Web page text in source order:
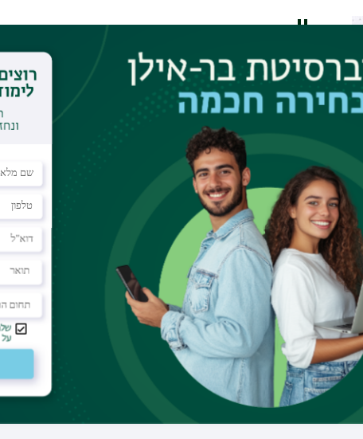
ד"ר גד אזוגי
מדריך קליני
דוא"ל gada@ziv.gov.il
דוא"ל בר-אילן gad.azogui@biu.ac.il
מרכז רפואי
המרכז הרפואי זיו, צפת
מחלקה
נשים ויולדות